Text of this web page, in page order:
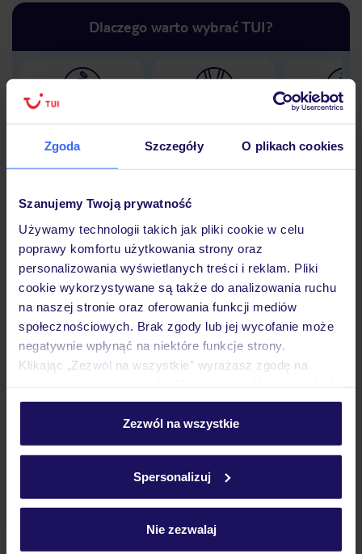
Zgoda Szczegóły O plikach cookies
Szanujemy Twoją prywatność
Używamy technologii takich jak pliki cookie w celu
poprawy komfortu użytkowania strony oraz
personalizowania wyświetlanych treści i reklam. Pliki
cookie wykorzystywane są także do analizowania ruchu
na naszej stronie oraz oferowania funkcji mediów
społecznościowych. Brak zgody lub jej wycofanie może
negatywnie wpłynąć na niektóre funkcje strony.
Klikając „Zezwól na wszystkie” wyrażasz zgodę na
personalizować swój wybór wchodząc w zakładkę
Szczegółowe informacje o plikach cookie znajdziesz
Zezwól na wszystkie
Spersonalizuj
Nie zezwalaj
Dlaczego warto wybrać TUI?
podróży w Polsce
30 lat w
Hotel
Opinie
Pokoje
Ważne informacje